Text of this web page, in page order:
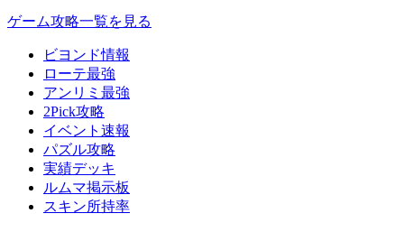
ゲーム攻略一覧を見る
ビヨンド情報
ローテ最強
アンリミ最強
2Pick攻略
イベント速報
パズル攻略
実績デッキ
ルムマ掲示板
スキン所持率